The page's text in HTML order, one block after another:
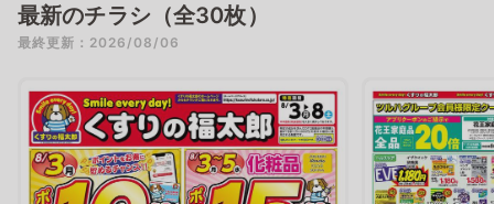
最新のチラシ（全30枚）
最終更新：2026/08/06